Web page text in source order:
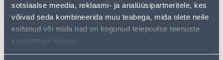
sotsiaalse meedia, reklaami- ja analüüsipartneritele, kes
võivad seda kombineerida muu teabega, mida olete neile
esitanud või mida nad on kogunud teiepoolse teenuste
kasutamise käigus.
Посылочный автомат от 2,29 € с 2-5 tööpäeva
Забрать в магазине, с 10.08.2026